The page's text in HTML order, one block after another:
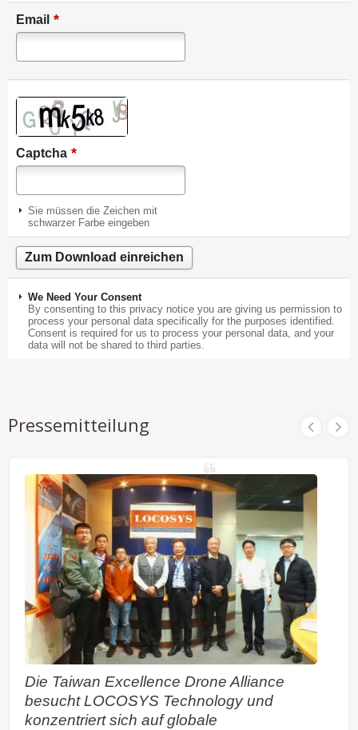
Email *
Captcha *
Sie müssen die Zeichen mit
schwarzer Farbe eingeben
We Need Your Consent
By consenting to this privacy notice you are giving us permission to
process your personal data specifically for the purposes identified.
Consent is required for us to process your personal data, and your
data will not be shared to third parties.
Pressemitteilung
Die Taiwan Excellence Drone Alliance
besucht LOCOSYS Technology und
konzentriert sich auf globale